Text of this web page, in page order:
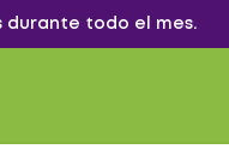
durante todo el mes.